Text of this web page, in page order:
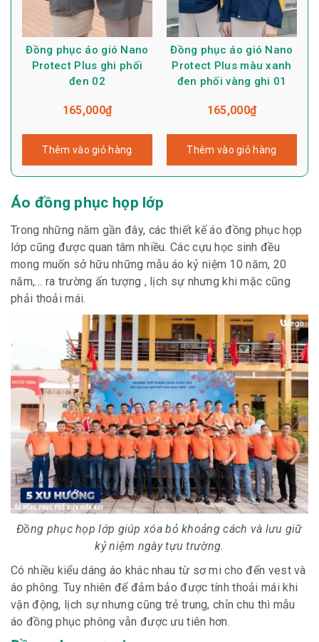
Đồng phục áo gió Nano
Protect Plus ghi phối
đen 02
165,000₫
Thêm vào giỏ hàng
Đồng phục áo gió Nano
Protect Plus màu xanh
đen phối vàng ghi 01
165,000₫
Thêm vào giỏ hàng
Áo đồng phục họp lớp
Trong những năm gần đây, các thiết kế áo đồng phục họp
lớp cũng được quan tâm nhiều. Các cựu học sinh đều
mong muốn sở hữu những mẫu áo kỷ niệm 10 năm, 20
năm,… ra trường ấn tượng , lịch sự nhưng khi mặc cũng
phải thoải mái.
Đồng phục họp lớp giúp xóa bỏ khoảng cách và lưu giữ
kỷ niệm ngày tựu trường.
Có nhiều kiểu dáng áo khác nhau từ sơ mi cho đến vest và
áo phông. Tuy nhiên để đảm bảo được tính thoải mái khi
vận động, lịch sự nhưng cũng trẻ trung, chỉn chu thì mẫu
áo đồng phục phông vẫn được ưu tiên hơn.